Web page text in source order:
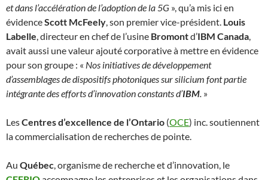
et dans l’accélération de l’adoption de la 5G », qu’a mis ici en
évidenceScott McFeely, son premier vice-président. Louis
Labelle, directeur en chef de l’usine Bromontd’IBM Canada,
avait aussi une valeur ajouté corporative à mettre en évidence
pour son groupe : « Nos initiatives de développement
d’assemblages de dispositifs photoniques sur silicium font partie
intégrante des efforts d’innovation constants d’IBM. »
LesCentres d’excellence de l’Ontario (OCE) inc. soutiennent
la commercialisation de recherches de pointe.
Au Québec, organisme de recherche et d’innovation, le